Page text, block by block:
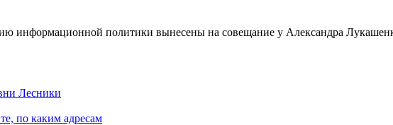
информационной политики вынесены на совещание у Александра
Лесники
по каким адресам